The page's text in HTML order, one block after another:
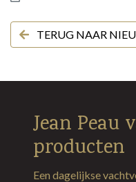
TERUG NAAR
Jean Peau
producten
Een dagelijkse